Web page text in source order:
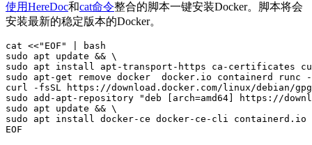
使用HereDoc和cat命令整合的脚本一键安装Docker。脚本将会
安装最新的稳定版本的Docker。
cat <<"EOF" | bash
sudo apt update && \
sudo apt install apt-transport-https ca-certificates
sudo apt-get remove docker  docker.io containerd runc
curl -fsSL https://download.docker.com/linux/debian/
sudo add-apt-repository "deb [arch=amd64] https://
sudo apt update && \
sudo apt install docker-ce docker-ce-cli containerd.io
EOF